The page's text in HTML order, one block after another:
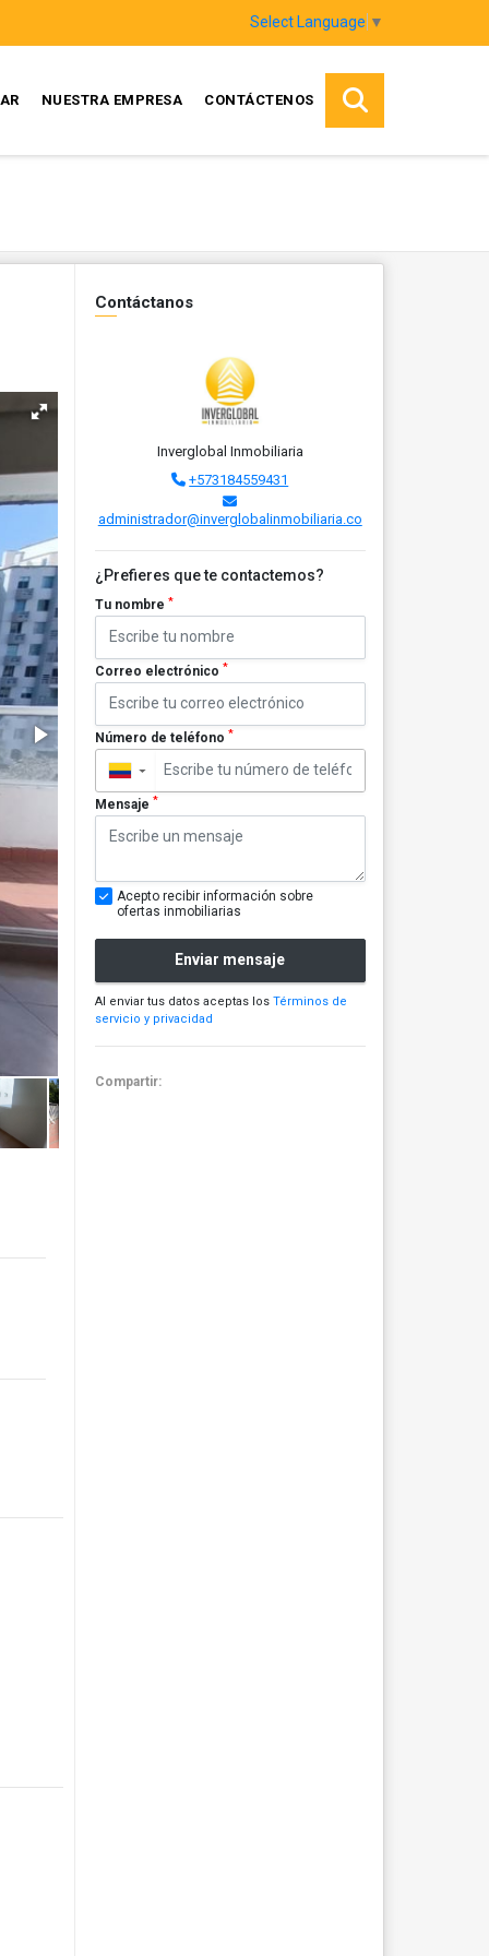
Select Language ▼
NUESTRA EMPRESA CONTÁCTENOS
Contáctanos
Inverglobal Inmobiliaria
+573184559431
administrador@inverglobalinmobiliaria.co
¿Prefieres que te contactemos?
Tu nombre *
Correo electrónico *
Número de teléfono *
▼
Mensaje *
Acepto recibir información sobre
ofertas inmobiliarias
Enviar mensaje
Al enviar tus datos aceptas los Términos de
servicio y privacidad
Compartir: